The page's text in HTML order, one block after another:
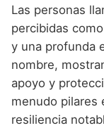
Las personas
percibidas
y una profunda
nombre,
apoyo y
menudo pilares
resiliencia